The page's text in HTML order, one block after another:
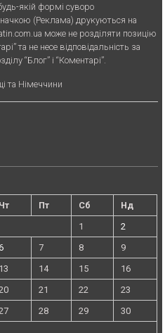
якiй формi суворо
(Реклама) друкуються на
може не розділяти позицію
та не несе відповідальність за
“Блог” і “Коментарі”.
та Німеччини
Чт Пт Сб
Нд
1
2
7 8
9
13 14 15
16
21 22
23
28 29
30